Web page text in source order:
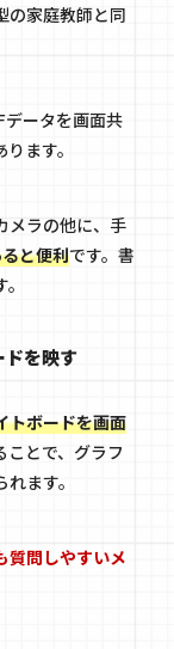
の家庭教師と同
データを画面共
ます。
メラの他に、手
と便利です。書
ドを映す
トボードを画面
ことで、グラフ
ます。
質問しやすいメ